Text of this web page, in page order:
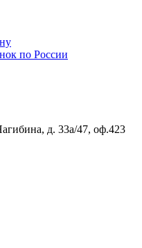
по России
д. 33а/47, оф.423